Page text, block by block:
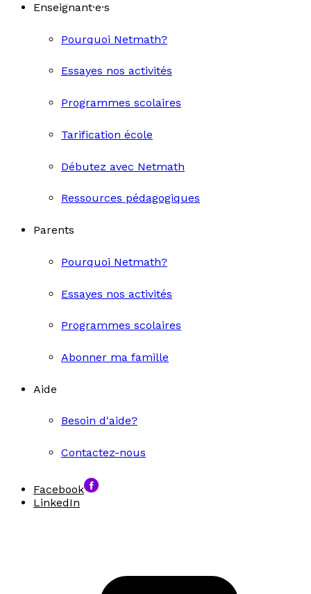
Enseignant·e·s
Pourquoi Netmath?
Essayes nos activités
Programmes scolaires
Tarification école
Débutez avec Netmath
Ressources pédagogiques
Parents
Pourquoi Netmath?
Essayes nos activités
Programmes scolaires
Abonner ma famille
Aide
Besoin d'aide?
Contactez-nous
Facebook
LinkedIn